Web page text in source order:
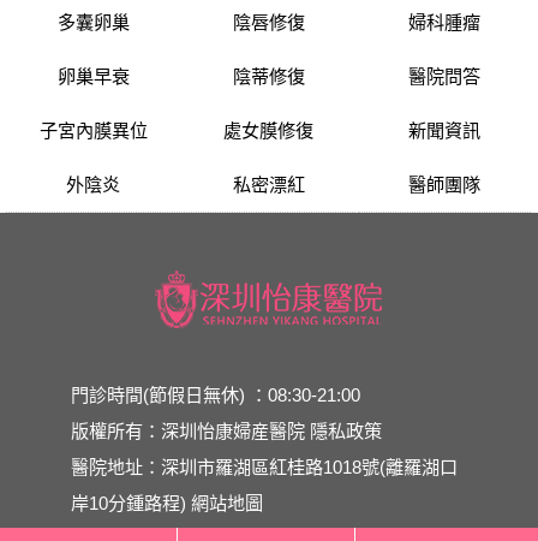
多囊卵巢
卵巢早衰
子宮內膜異位
外陰炎
陰唇修復
陰蒂修復
處女膜修復
私密漂紅
婦科腫瘤
醫院問答
新聞資訊
醫師團隊
門診時間(節假日無休) ：08:30-21:00
版權所有：深圳怡康婦産醫院 隱私政策
醫院地址：深圳市羅湖區紅桂路1018號(離羅湖口
岸10分鍾路程)網站地圖